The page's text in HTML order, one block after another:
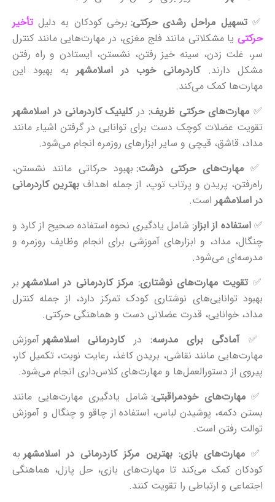
✅تسهیل مراحل رشدی حرکتی: برخی کودکان به دلیلتأخیر
حرکتی یا مشکلاتی مانند فلج مغزی، در مهارت‌هایی مانند کنترل
سر، غلت زدن، سینه‌ خیز رفتن، نشستن، ایستادن و راه‌ رفتن
مشکل دارند.کاردرمانی خوب در اسلامشهر به بهبود این
مهارت‌ها کمک می‌کند.
✅ مهارت‌های حرکتی ظریف: درکلینیک کاردرمانی در اسلامشهر
تقویت عضلات کوچک دست برای توانایی در گرفتن اشیاء مانند
مداد، قاشق، قیچی و سایر ابزارهای روزمره انجام می‌شود.
✅مهارت‌های حرکتی درشت:بهبود حرکاتی مانند نشستن،
راه‌رفتن، پریدن و پرتاب توپ، از جمله اهداف بهترین کاردرمانی
در اسلامشهر است.
✅استفاده از ابزار:شامل یادگیری نحوه استفاده صحیح از کارد و
چنگال، مداد، و ابزارهای آموزشی برای انجام وظایف روزمره و
مدرسه‌ای می‌شود.
✅ تقویت مهارت‌های نوشتاری: مرکز کاردرمانی در اسلامشهر بر
بهبود توانایی‌های نوشتاری کودک تمرکز دارد، از جمله کنترل
مداد، خوانایی، قدرت عضلانی دست و هماهنگی حرکتی.
✅آمادگی برای مدرسه: درکاردرمانی اسلامشهر آموزش
مهارت‌هایی مانند نقاشی، بریدن کاغذ، رعایت نوبت، تکمیل کار،
پیروی از دستورالعمل‌ها و مهارت‌های کلاس‌داری انجام می‌شود.
✅مهارت‌های خودمراقبتی: شامل یادگیری مهارت‌هایی مانند
بستن دکمه، پوشیدن لباس، استفاده از چاقو و چنگال و آموزش
توالت رفتن است.
✅مهارت‌های بازی: بهترین مرکز کاردرمانی در اسلامشهر به
کودکان کمک می‌کند تا مهارت‌های بازی، حل پازل، هماهنگی
اجتماعی و ارتباطی را تقویت کنند.